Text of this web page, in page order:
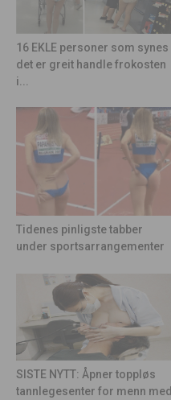
16 EKLE personer som synes
det er greit handle frokosten
i...
Tidenes pinligste tabber
under sportsarrangementer
SISTE NYTT: Åpner toppløs
tannlegesenter for menn med